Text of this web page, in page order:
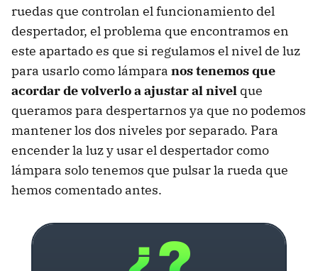
ruedas que controlan el funcionamiento del
despertador, el problema que encontramos en
este apartado es que si regulamos el nivel de luz
para usarlo como lámpara nos tenemos que
acordar de volverlo a ajustar al nivel que
queramos para despertarnos ya que no podemos
mantener los dos niveles por separado. Para
encender la luz y usar el despertador como
lámpara solo tenemos que pulsar la rueda que
hemos comentado antes.